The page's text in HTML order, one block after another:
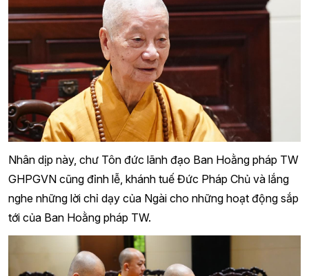
Nhân dịp này, chư Tôn đức lãnh đạo Ban Hoằng pháp TW
GHPGVN cũng đỉnh lễ, khánh tuế Đức Pháp Chủ và lắng
nghe những lời chỉ dạy của Ngài cho những hoạt động sắp
tới của Ban Hoằng pháp TW.